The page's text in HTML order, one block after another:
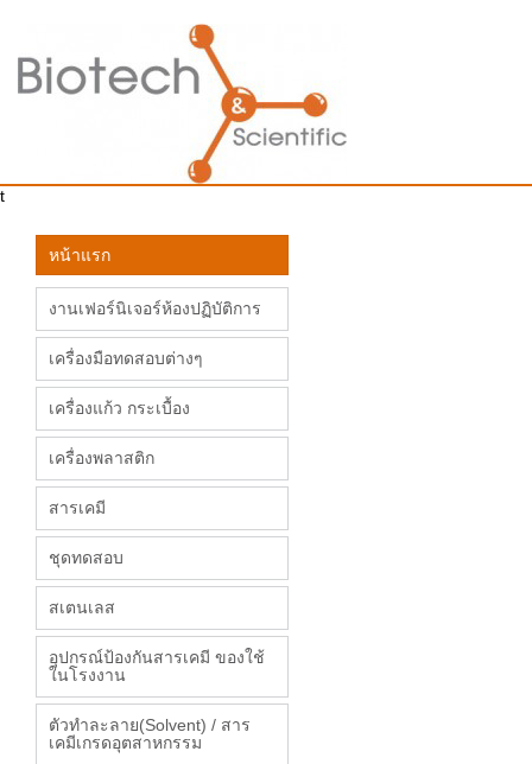
t
หน้าแรก
งานเฟอร์นิเจอร์ห้องปฏิบัติการ
เครื่องมือทดสอบต่างๆ
เครื่องแก้ว กระเบื้อง
เครื่องพลาสติก
สารเคมี
ชุดทดสอบ
สเตนเลส
อุปกรณ์ป้องกันสารเคมี ของใช้
ในโรงงาน
ตัวทำละลาย(Solvent) / สาร
เคมีเกรดอุตสาหกรรม